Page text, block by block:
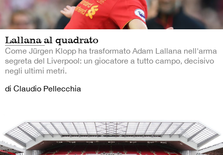
Lallana al quadrato
Come Jürgen Klopp ha trasformato Adam Lallana nell'arma
segreta del Liverpool: un giocatore a tutto campo, decisivo
negli ultimi metri.
di Claudio Pellecchia